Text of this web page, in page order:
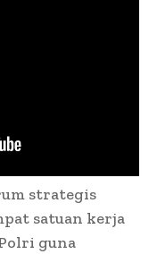
strategis
satuan kerja
guna